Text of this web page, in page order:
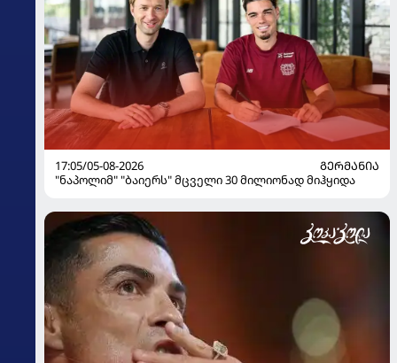
17:05/05-08-2026
ᲒᲔᲠᲛᲐᲜᲘᲐ
"ნაპოლიმ" "ბაიერს" მცველი 30 მილიონად მიჰყიდა